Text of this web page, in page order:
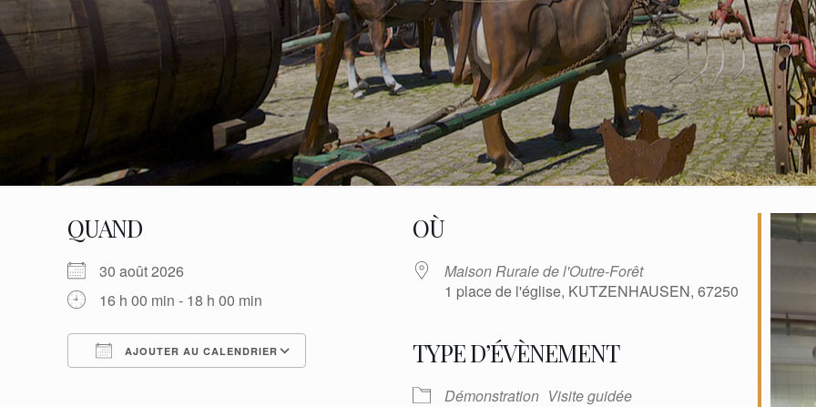
QUAND
30 août 2026
16 h 00 min - 18 h 00 min
AJOUTER AU CALENDRIER
Calendrier Google
OÙ
Maison Rurale de l'Outre-Forêt
1 place de l'église, KUTZENHAUSEN, 67250
TYPE D’ÉVÈNEMENT
Démonstration Visite guidée